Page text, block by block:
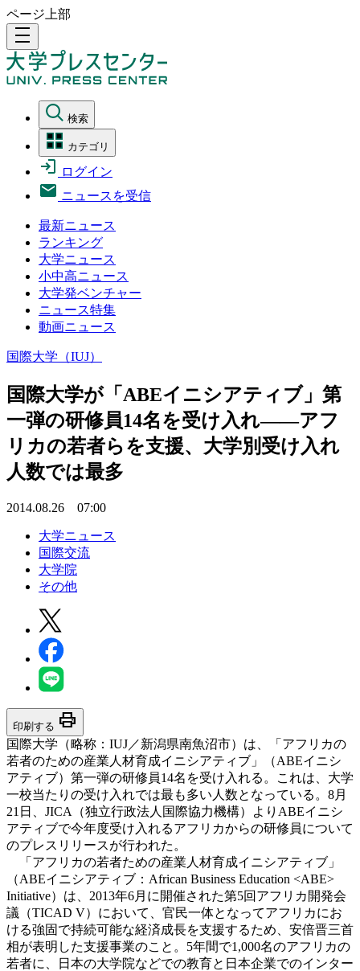
ページ上部
density_medium
検索
カテゴリ
ログイン
ニュースを受信
最新ニュース
ランキング
大学ニュース
小中高ニュース
大学発ベンチャー
ニュース特集
動画ニュース
国際大学（IUJ）
国際大学が「ABEイニシアティブ」第
一弾の研修員14名を受け入れ――アフ
リカの若者らを支援、大学別受け入れ
人数では最多
2014.08.26 07:00
大学ニュース
国際交流
大学院
その他
印刷する print
国際大学（略称：IUJ／新潟県南魚沼市）は、「アフリカの
若者のための産業人材育成イニシアティブ」（ABEイニシ
アティブ）第一弾の研修員14名を受け入れる。これは、大学
一校当たりの受け入れでは最も多い人数となっている。8月
21日、JICA（独立行政法人国際協力機構）よりABEイニシ
アティブで今年度受け入れるアフリカからの研修員について
のプレスリリースが行われた。
「アフリカの若者ための産業人材育成イニシアティブ」
（ABEイニシアティブ：African Business Education <ABE>
Initiative）は、2013年6月に開催された第5回アフリカ開発会
議（TICAD V）において、官民一体となってアフリカにお
ける強固で持続可能な経済成長を支援するため、安倍晋三首
相が表明した支援事業のこと。5年間で1,000名のアフリカの
若者に、日本の大学院などでの教育と日本企業でのインター